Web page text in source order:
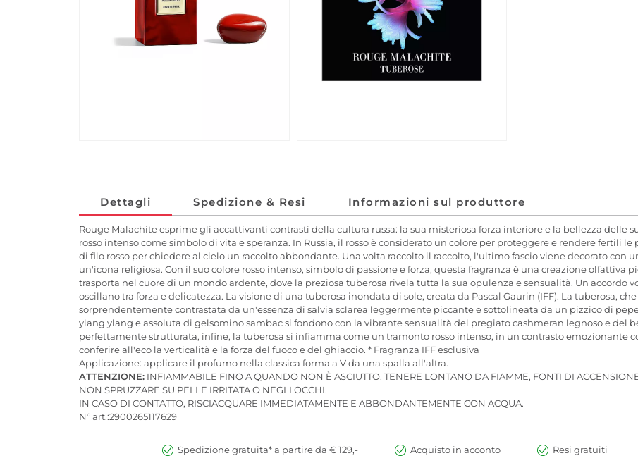
Dettagli Spedizione & Resi Informazioni sul produttore
Rouge Malachite esprime gli accattivanti contrasti della cultura russa: la sua misteriosa forza interiore e la bellezza delle
rosso intenso come simbolo di vita e speranza. In Russia, il rosso è considerato un colore per proteggere e rendere fertili
di filo rosso per chiedere al cielo un raccolto abbondante. Una volta raccolto il raccolto, l'ultimo fascio viene decorato con
un'icona religiosa. Con il suo colore rosso intenso, simbolo di passione e forza, questa fragranza è una creazione olfattiva
trasporta nel cuore di un mondo ardente, dove la preziosa tuberosa rivela tutta la sua opulenza e sensualità. Un
oscillano tra forza e delicatezza. La visione di una tuberosa inondata di sole, creata da Pascal Gaurin (IFF). La tuberosa,
sorprendentemente contrastata da un'essenza di salvia sclarea leggermente piccante e sottolineata da un pizzico di
ylang ylang e assoluta di gelsomino sambac si fondono con la vibrante sensualità del pregiato cashmeran legnoso e del
perfettamente strutturata, infine, la tuberosa si infiamma come un tramonto rosso intenso, in un contrasto emozionante
conferire all'eco la verticalità e la forza del fuoco e del ghiaccio. * Fragranza IFF esclusiva
Applicazione: applicare il profumo nella classica forma a V da una spalla all'altra.
ATTENZIONE: INFIAMMABILE FINO A QUANDO NON È ASCIUTTO. TENERE LONTANO DA FIAMME, FONTI DI
NON SPRUZZARE SU PELLE IRRITATA O NEGLI OCCHI.
IN CASO DI CONTATTO, RISCIACQUARE IMMEDIATAMENTE E ABBONDANTEMENTE CON ACQUA.
N° art.:2900265117629
Spedizione gratuita* a partire da € 129,- Acquisto in acconto Resi gratuiti